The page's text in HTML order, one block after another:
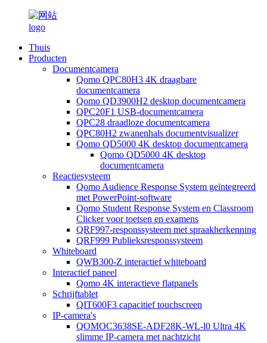
Thuis
Producten
Documentcamera
Qomo QPC80H3 4K draagbare
documentcamera
Qomo QD3900H2 desktop documentcamera
QPC20F1 USB-documentcamera
QPC28 draadloze documentcamera
QPC80H2 zwanenhals documentvisualizer
Qomo QD5000 4K desktop documentcamera
Qomo QD5000 4K desktop
documentcamera
Reactiesysteem
Qomo Audience Response System geïntegreerd
met PowerPoint-software
Qomo Student Response System en Classroom
Clicker voor toetsen en examens
QRF997-responssysteem met spraakherkenning
QRF999 Publieksresponssysteem
Whiteboard
QWB300-Z interactief whiteboard
Interactief paneel
Qomo 4K interactieve flatpanels
Schrijftablet
QIT600F3 capacitief touchscreen
IP-camera's
QOMOC3638SE-ADF28K-WL-l0 ​​Ultra 4K
slimme IP-camera met nachtzicht